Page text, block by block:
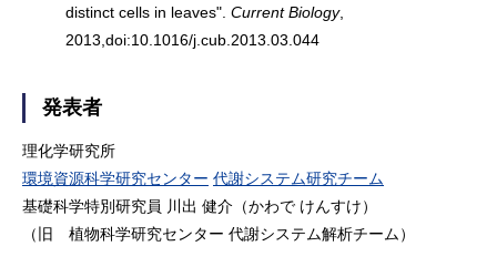
distinct cells in leaves".Current Biology,
2013,doi:10.1016/j.cub.2013.03.044
発表者
理化学研究所
環境資源科学研究センター 代謝システム研究チーム
基礎科学特別研究員 川出 健介（かわで けんすけ）
（旧 植物科学研究センター 代謝システム解析チーム）